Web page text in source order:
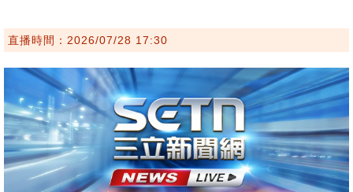
直播時間：2026/07/28 17:30